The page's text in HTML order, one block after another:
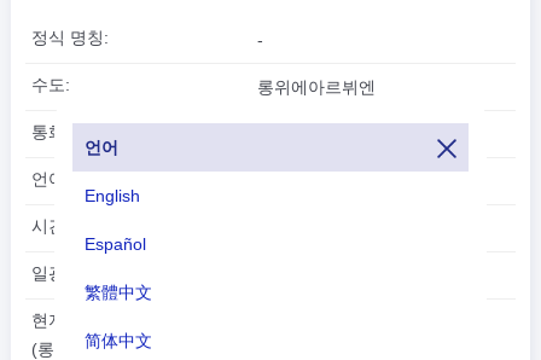
언어
English
Español
繁體中文
简体中文
정식 명칭: -
수도: 롱위에아르뷔엔
통화:
언어:
시간대:
일광 절약 시간:
현지 시각:
(롱위에아르뷔엔)